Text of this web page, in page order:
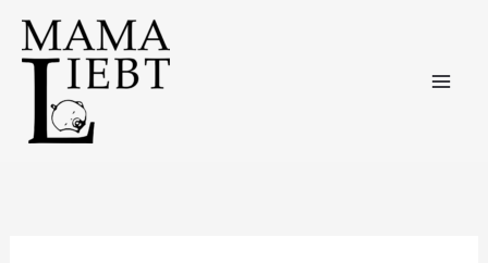
Inhalt
springen